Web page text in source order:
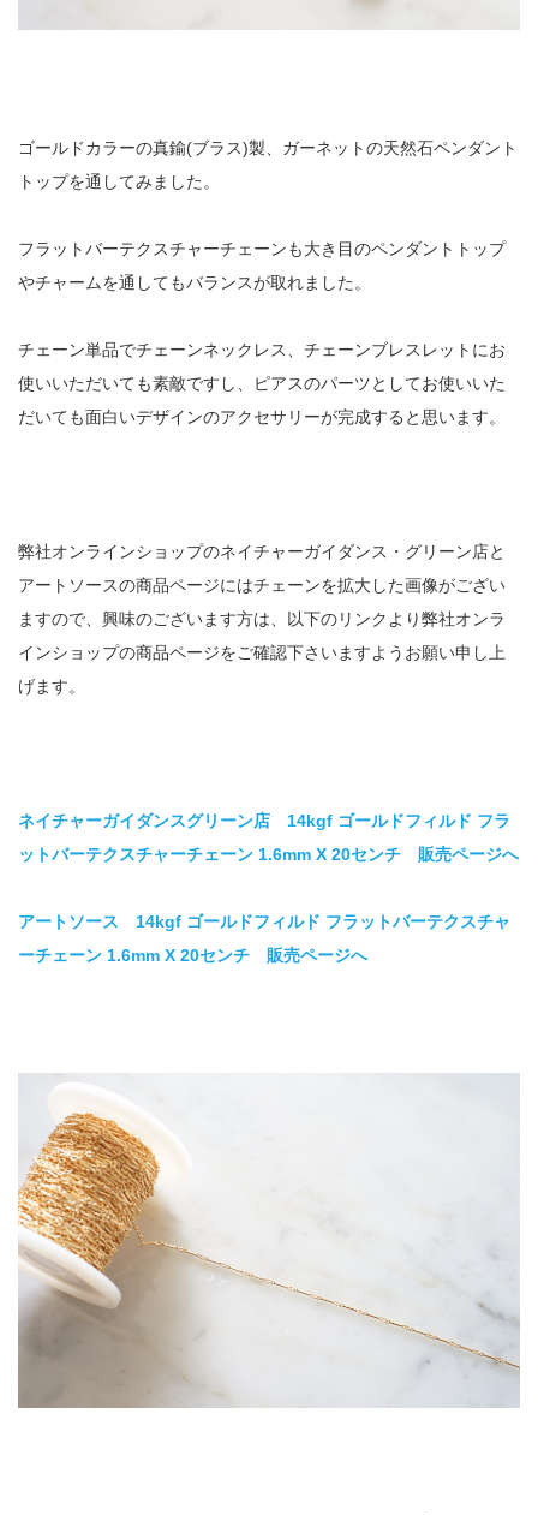
ゴールドカラーの真鍮(ブラス)製、ガーネットの天然石ペンダント
トップを通してみました。
フラットバーテクスチャーチェーンも大き目のペンダントトップ
やチャームを通してもバランスが取れました。
チェーン単品でチェーンネックレス、チェーンブレスレットにお
使いいただいても素敵ですし、ピアスのパーツとしてお使いいた
だいても面白いデザインのアクセサリーが完成すると思います。
弊社オンラインショップのネイチャーガイダンス・グリーン店と
アートソースの商品ページにはチェーンを拡大した画像がござい
ますので、興味のございます方は、以下のリンクより弊社オンラ
インショップの商品ページをご確認下さいますようお願い申し上
げます。
ネイチャーガイダンスグリーン店 14kgf ゴールドフィルド フラ
ットバーテクスチャーチェーン 1.6mm X 20センチ 販売ページへ
アートソース 14kgf ゴールドフィルド フラットバーテクスチャ
ーチェーン 1.6mm X 20センチ 販売ページへ